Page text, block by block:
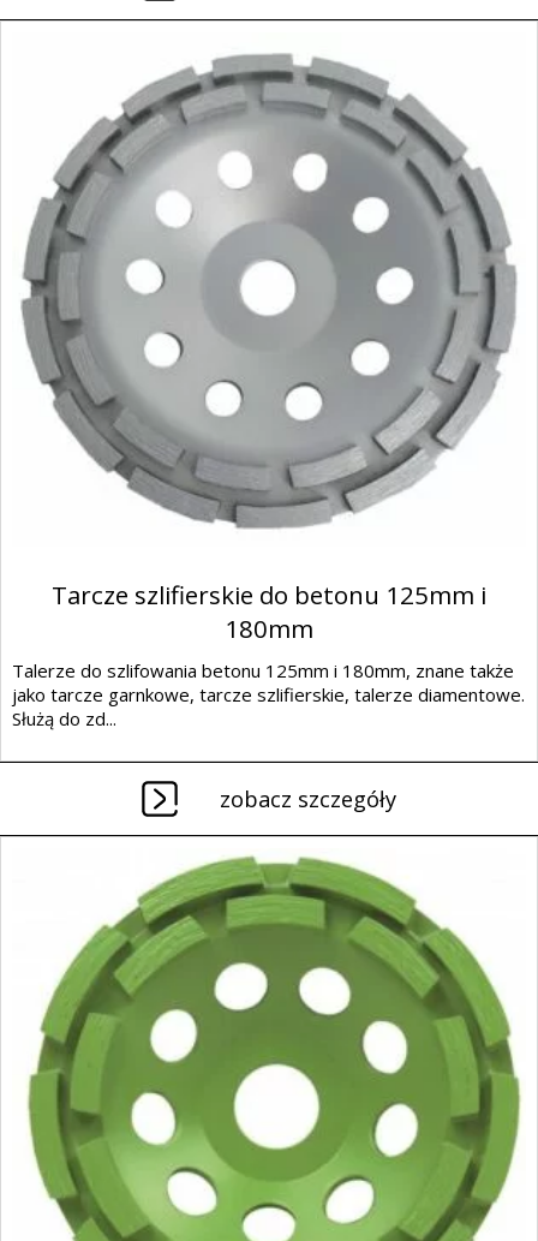
Tarcze szlifierskie do betonu 125mm i
180mm
Talerze do szlifowania betonu 125mm i 180mm, znane także
jako tarcze garnkowe, tarcze szlifierskie, talerze diamentowe.
Służą do zd...
zobacz szczegóły